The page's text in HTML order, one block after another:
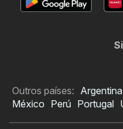
Outros países: Argentina
México Perú Portugal